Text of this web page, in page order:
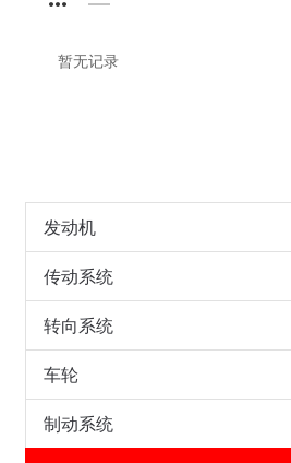
发动机
传动系统
转向系统
车轮
制动系统
暂无记录